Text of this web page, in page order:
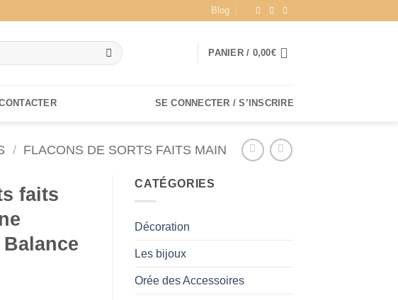
Blog
PANIER / 0,00€
SE CONNECTER / S’INSCRIRE
/ FLACONS DE SORTS FAITS MAIN
faits
CATÉGORIES
Décoration
Les bijoux
Orée des Accessoires